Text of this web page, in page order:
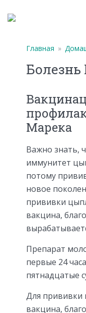
Главная »
Марека
Важно знать,
иммунитет
потому
новое
прививки
вакцина,
Препарат
первые 24
пятнадцатые
Для прививки
вакцина,